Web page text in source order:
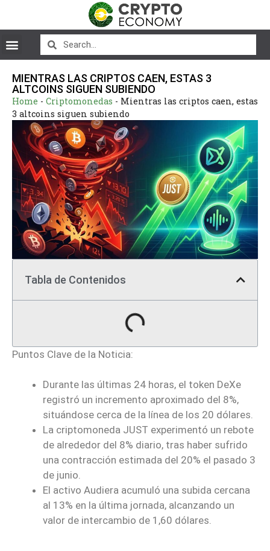
MIENTRAS LAS CRIPTOS CAEN, ESTAS 3
ALTCOINS SIGUEN SUBIENDO
Home - Criptomonedas - Mientras las criptos caen, estas
3 altcoins siguen subiendo
Tabla de Contenidos
Puntos Clave de la Noticia:
Durante las últimas 24 horas, el token DeXe
registró un incremento aproximado del 8%,
situándose cerca de la línea de los 20 dólares.
La criptomoneda JUST experimentó un rebote
de alrededor del 8% diario, tras haber sufrido
una contracción estimada del 20% el pasado 3
de junio.
El activo Audiera acumuló una subida cercana
al 13% en la última jornada, alcanzando un
valor de intercambio de 1,60 dólares.